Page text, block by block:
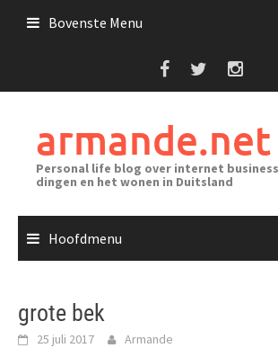
Bovenste Menu
armande.net
Personal life blog over internet
dingen en het wonen in Duitsland
Hoofdmenu
grote bek
25 juli 2017 Armande